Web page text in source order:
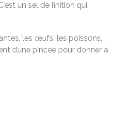
un sel de finition qui
les œufs, les poissons,
d’une pincée pour donner à